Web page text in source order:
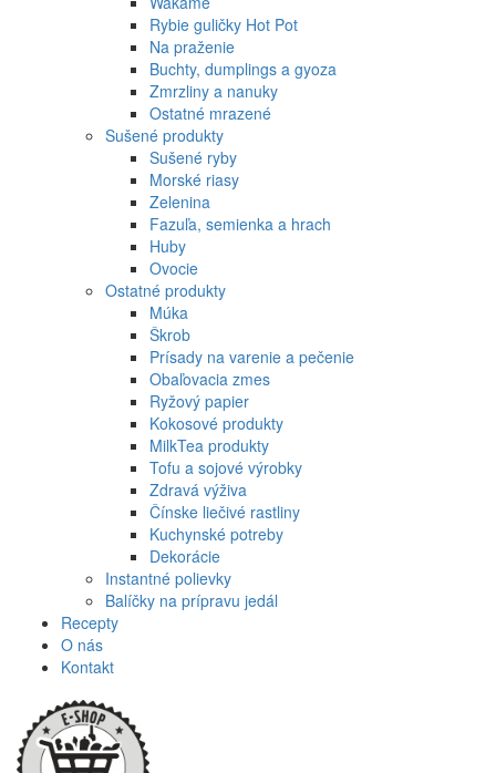
Rybie guličky Hot Pot
Na praženie
Buchty, dumplings a gyoza
Zmrzliny a nanuky
Ostatné mrazené
Sušené produkty
Sušené ryby
Morské riasy
Zelenina
Fazuľa, semienka a hrach
Huby
Ovocie
Ostatné produkty
Múka
Škrob
Prísady na varenie a pečenie
Obaľovacia zmes
Ryžový papier
Kokosové produkty
MilkTea produkty
Tofu a sojové výrobky
Zdravá výživa
Čínske liečivé rastliny
Kuchynské potreby
Dekorácie
Instantné polievky
Balíčky na prípravu jedál
Recepty
O nás
Kontakt